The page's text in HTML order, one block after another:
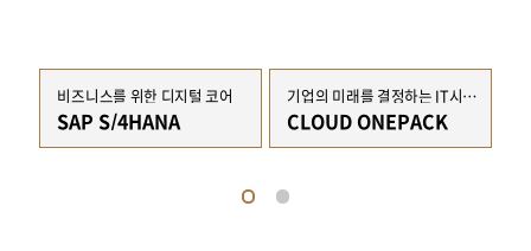
비즈니스를 위한 디지털 코어
SAP S/4HANA
기업의 미래를 결정하는 IT시스템
CLOUD ONEPACK
1 2